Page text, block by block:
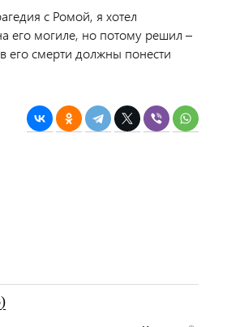
с Ромой, я хотел
его могиле, но потому решил –
его смерти должны понести